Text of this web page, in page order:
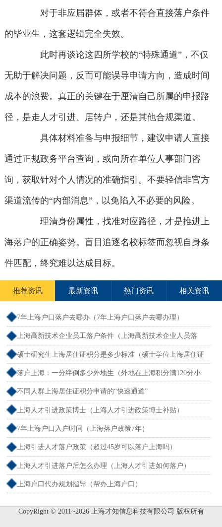
对于非应届群体，或者不符合直接落户条件
的毕业生，这套逻辑完全失效。
此时再谈论这四所学校的“特殊通道”，不仅
无助于解决问题，反而可能误导申请方向，造成时间
成本的浪费。真正的关键在于厘清自己所属的申报路
径，是走人才引进、居转户，还是其他合规渠道。
具体材料准备与申报细节，建议申请人直接
通过正规政务平台查询，或向所在单位人事部门咨
询，获取针对个人情况的准确指引。不要轻信非官方
渠道流传的“内部消息”，以免陷入不必要的风险。
理清身份属性，找准对应路径，才是推进上
海落户的正确姿势。盲目追逐名校标签而忽视自身条
件匹配，终究难以达成目标。
推荐资讯 最新资讯 热门资讯 相关资讯
7年上海户口落户去哪办（7年上海户口落户去哪办理）
上海高新技术企业员工落户条件（上海高新技术企业人员落
户）
硕士研究生上海居住证积分是多少标准（硕士学位上海居住证
积分）
落户上海：一分绊倒多少外地生（外地在上海积分满120分小
孩可以考上海大学吗）
不同人群上海居住证积分申请的“快速通道”
上海人才引进政策博士（上海人才引进政策博士补贴）
7年上海户口入户时间（上海落户政策7年）
上海引进人才落户政策（超过45岁可以落户上海吗）
上海人才引进落户后怎么办理（上海人才引进如何落户）
上海户口代办规划指导（帮办上海户口）
CopyRight © 2011~2026 上海才知信息科技有限公司 版权所有